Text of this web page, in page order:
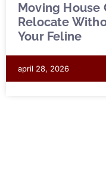
Moving House
Relocate
Your Feline
april 28, 2026